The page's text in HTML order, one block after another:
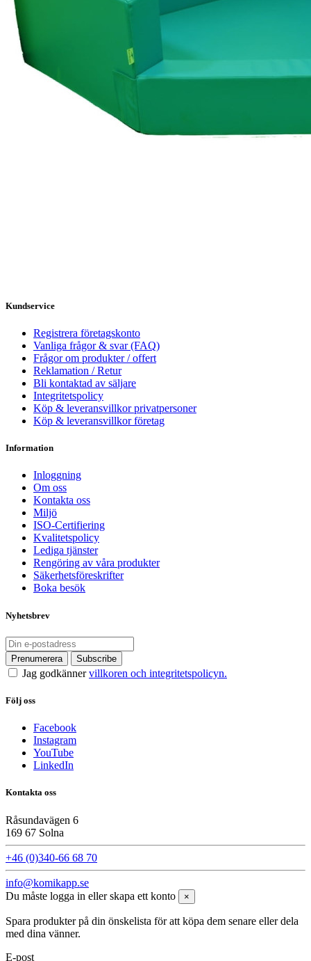
Kundservice
Registrera företagskonto
Vanliga frågor & svar (FAQ)
Frågor om produkter / offert
Reklamation / Retur
Bli kontaktad av säljare
Integritetspolicy
Köp & leveransvillkor privatpersoner
Köp & leveransvillkor företag
Information
Inloggning
Om oss
Kontakta oss
Miljö
ISO-Certifiering
Kvalitetspolicy
Lediga tjänster
Rengöring av våra produkter
Säkerhetsföreskrifter
Boka besök
Nyhetsbrev
Jag godkännervillkoren och integritetspolicyn.
Följ oss
Facebook
Instagram
YouTube
LinkedIn
Kontakta oss
Råsundavägen 6
169 67 Solna
+46 (0)340-66 68 70
info@komikapp.se
Du måste logga in eller skapa ett konto
×
Spara produkter på din önskelista för att köpa dem senare eller dela
med dina vänner.
E-post